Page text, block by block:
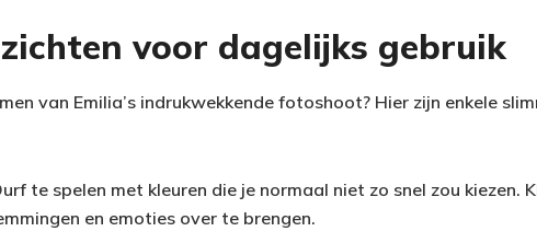
voor dagelijks gebruik
van Emilia’s indrukwekkende fotoshoot? Hier zijn enkele
te spelen met kleuren die je normaal niet zo snel zou kiezen.
en emoties over te brengen.